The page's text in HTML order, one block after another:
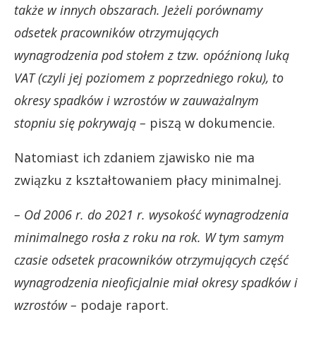
także w innych obszarach. Jeżeli porównamy
odsetek pracowników otrzymujących
wynagrodzenia pod stołem z tzw. opóźnioną luką
VAT (czyli jej poziomem z poprzedniego roku), to
okresy spadków i wzrostów w zauważalnym
stopniu się pokrywają – piszą w dokumencie.
Natomiast ich zdaniem zjawisko nie ma
związku z kształtowaniem płacy minimalnej.
– Od 2006 r. do 2021 r. wysokość wynagrodzenia
minimalnego rosła z roku na rok. W tym samym
czasie odsetek pracowników otrzymujących część
wynagrodzenia nieoficjalnie miał okresy spadków i
wzrostów – podaje raport.